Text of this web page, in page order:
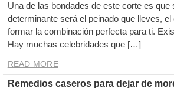
Una de las bondades de este corte es
determinante será el peinado que lleves,
formar la combinación perfecta para ti.
Hay muchas celebridades que […]
READ MORE
Remedios caseros para dejar de